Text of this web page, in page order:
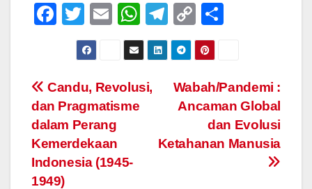
F
e
b
o
o
k
T
wi
tt
er
E
m
ail
W
h
at
s
A
T
el
e
gr
a
C
o
p
y
Li
n
k
e
Post
navigation
Wabah/Pandemi :
Ancaman Global
dan Evolusi
Ketahanan Manusia
Candu, Revolusi,
dan Pragmatisme
dalam Perang
Kemerdekaan
Indonesia (1945-
1949)